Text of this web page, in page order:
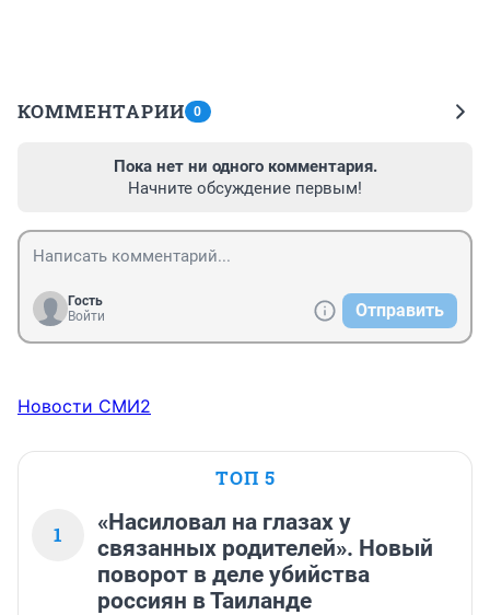
КОММЕНТАРИИ 0
Пока нет ни одного комментария.
Начните обсуждение первым!
Гость
Войти
Отправить
Новости СМИ2
ТОП 5
1
«Насиловал на глазах у
связанных родителей». Новый
поворот в деле убийства
россиян в Таиланде